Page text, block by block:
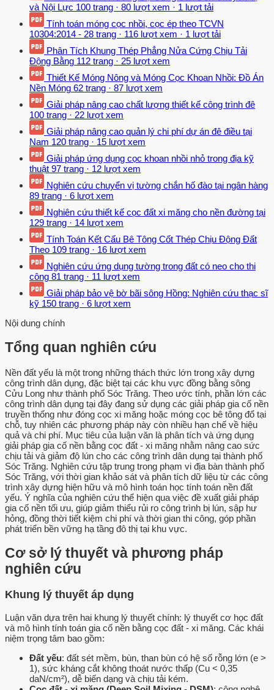
và Nội Lực 100 trang · 80 lượt xem · 1 lượt tải
Tính toán móng cọc nhồi, cọc ép theo TCVN
10304:2014 - 28 trang · 116 lượt xem · 1 lượt tải
Phân Tích Khung Thép Phẳng Nửa Cứng Chịu Tải
Động Bằng 112 trang · 25 lượt xem
Thiết Kế Móng Nông và Móng Cọc Khoan Nhồi: Đồ Án
Nền Móng 62 trang · 87 lượt xem
Giải pháp nâng cao chất lượng thiết kế công trình đê
100 trang · 22 lượt xem
Giải pháp nâng cao quản lý chi phí dự án đê điều tại
Nam 120 trang · 15 lượt xem
Giải pháp ứng dụng cọc khoan nhồi nhỏ trong địa kỹ
thuật 97 trang · 12 lượt xem
Nghiên cứu chuyển vị tường chắn hố đào tại ngân hàng
89 trang · 6 lượt xem
Nghiên cứu thiết kế cọc đất xi măng cho nền đường tại
129 trang · 14 lượt xem
Tính Toán Kết Cấu Bê Tông Cốt Thép Chịu Động Đất
Theo 109 trang · 16 lượt xem
Nghiên cứu ứng dụng tường trong đất có neo cho thi
công 81 trang · 11 lượt xem
Giải pháp bảo vệ bờ bãi sông Hồng: Nghiên cứu thạc sĩ
kỹ 150 trang · 6 lượt xem
Nội dung chính
Tổng quan nghiên cứu
Nền đất yếu là một trong những thách thức lớn trong xây dựng
công trình dân dụng, đặc biệt tại các khu vực đồng bằng sông
Cửu Long như thành phố Sóc Trăng. Theo ước tính, phần lớn các
công trình dân dụng tại đây đang sử dụng các giải pháp gia cố nền
truyền thống như đóng cọc xi măng hoặc móng cọc bê tông đổ tại
chỗ, tuy nhiên các phương pháp này còn nhiều hạn chế về hiệu
quả và chi phí. Mục tiêu của luận văn là phân tích và ứng dụng
giải pháp gia cố nền bằng cọc đất - xi măng nhằm nâng cao sức
chịu tải và giảm độ lún cho các công trình dân dụng tại thành phố
Sóc Trăng. Nghiên cứu tập trung trong phạm vi địa bàn thành phố
Sóc Trăng, với thời gian khảo sát và phân tích dữ liệu từ các công
trình xây dựng hiện hữu và mô hình toán học tính toán nền đất
yếu. Ý nghĩa của nghiên cứu thể hiện qua việc đề xuất giải pháp
gia cố nền tối ưu, giúp giảm thiểu rủi ro công trình bị lún, sập hư
hỏng, đồng thời tiết kiệm chi phí và thời gian thi công, góp phần
phát triển bền vững hạ tầng đô thị tại khu vực.
Cơ sở lý thuyết và phương pháp
nghiên cứu
Khung lý thuyết áp dụng
Luận văn dựa trên hai khung lý thuyết chính: lý thuyết cơ học đất
và mô hình tính toán gia cố nền bằng cọc đất - xi măng. Các khái
niệm trọng tâm bao gồm:
Đất yếu: đất sét mềm, bùn, than bùn có hệ số rỗng lớn (e >
1), sức kháng cắt không thoát nước thấp (Cu < 0,35
daN/cm²), dễ biến dạng và chịu tải kém.